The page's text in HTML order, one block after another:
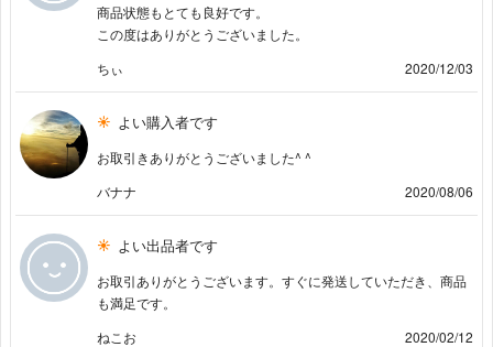
商品状態もとても良好です。
この度はありがとうございました。
ちぃ
2020/12/03
よい購入者です
お取引きありがとうございました^ ^
バナナ
2020/08/06
よい出品者です
お取引ありがとうございます。すぐに発送していただき、商品
も満足です。
ねこお
2020/02/12